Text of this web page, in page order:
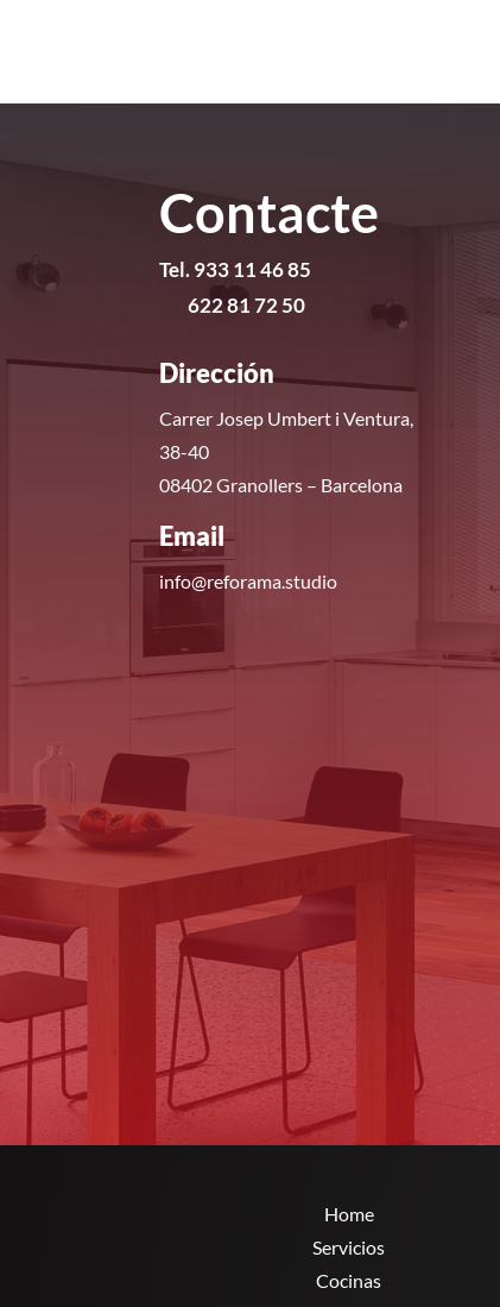
Contacte
Tel. 933 11 46 85
622 81 72 50
Dirección
Carrer Josep Umbert i Ventura,
38-40
08402 Granollers – Barcelona
Email
info@reforama.studio
Home
Servicios
Cocinas